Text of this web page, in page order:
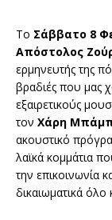
Το Σάββατο 8
Απόστολος
ερμηνευτής της
βραδιές που μας
εξαιρετικούς
τον Χάρη
ακουστικό
λαϊκά κομμάτια
την επικοινωνία
δικαιωματικά όλο